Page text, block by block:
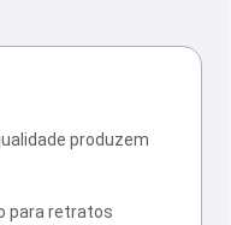
produzem
para retratos